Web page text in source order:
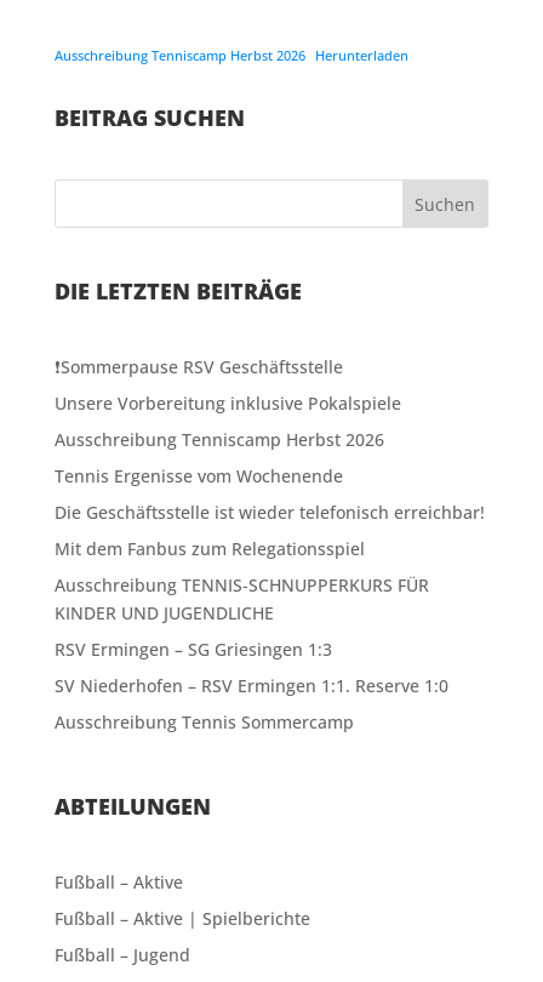
Ausschreibung Tenniscamp Herbst 2026 Herunterladen
BEITRAG SUCHEN
Suchen
DIE LETZTEN BEITRÄGE
❗️Sommerpause RSV Geschäftsstelle
Unsere Vorbereitung inklusive Pokalspiele
Ausschreibung Tenniscamp Herbst 2026
Tennis Ergenisse vom Wochenende
Die Geschäftsstelle ist wieder telefonisch erreichbar!
Mit dem Fanbus zum Relegationsspiel
Ausschreibung TENNIS-SCHNUPPERKURS FÜR
KINDER UND JUGENDLICHE
RSV Ermingen – SG Griesingen 1:3
SV Niederhofen – RSV Ermingen 1:1. Reserve 1:0
Ausschreibung Tennis Sommercamp
ABTEILUNGEN
Fußball – Aktive
Fußball – Aktive | Spielberichte
Fußball – Jugend